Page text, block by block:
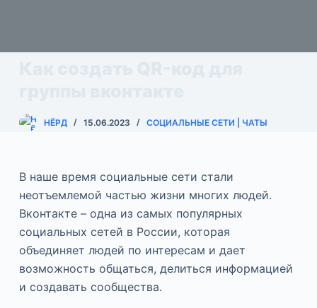
НЁРД 15.06.2023 СОЦИАЛЬНЫЕ СЕТИ | ЧАТЫ
В наше время социальные сети стали
неотъемлемой частью жизни многих людей.
Вконтакте – одна из самых популярных
социальных сетей в России, которая
объединяет людей по интересам и дает
возможность общаться, делиться информацией
и создавать сообщества.